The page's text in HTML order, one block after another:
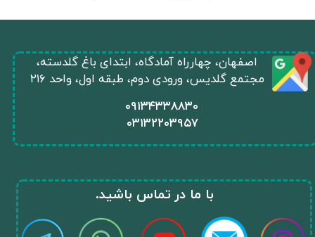
​۰۹۱۳۴۳۳۸۸۳۰
۰۳۱۳۲۲۰۳۹۵۷
​اصفهان، چهارراه آمادگاه، ابتدای باغ گلدسته،
مجتمع گلدیس، ورودی دوم، طبقه اول، واحد ۲۱۶
​با ما در تماس باشید.​​​​​​​